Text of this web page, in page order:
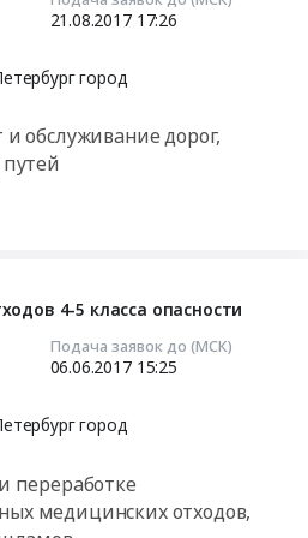
21.08.2017 17:26
город
обслуживание дорог,
и ЖД путей
4-5 класса опасности
Подача заявок до (МСК)
06.06.2017 15:25
город
переработке
медицинских отходов,